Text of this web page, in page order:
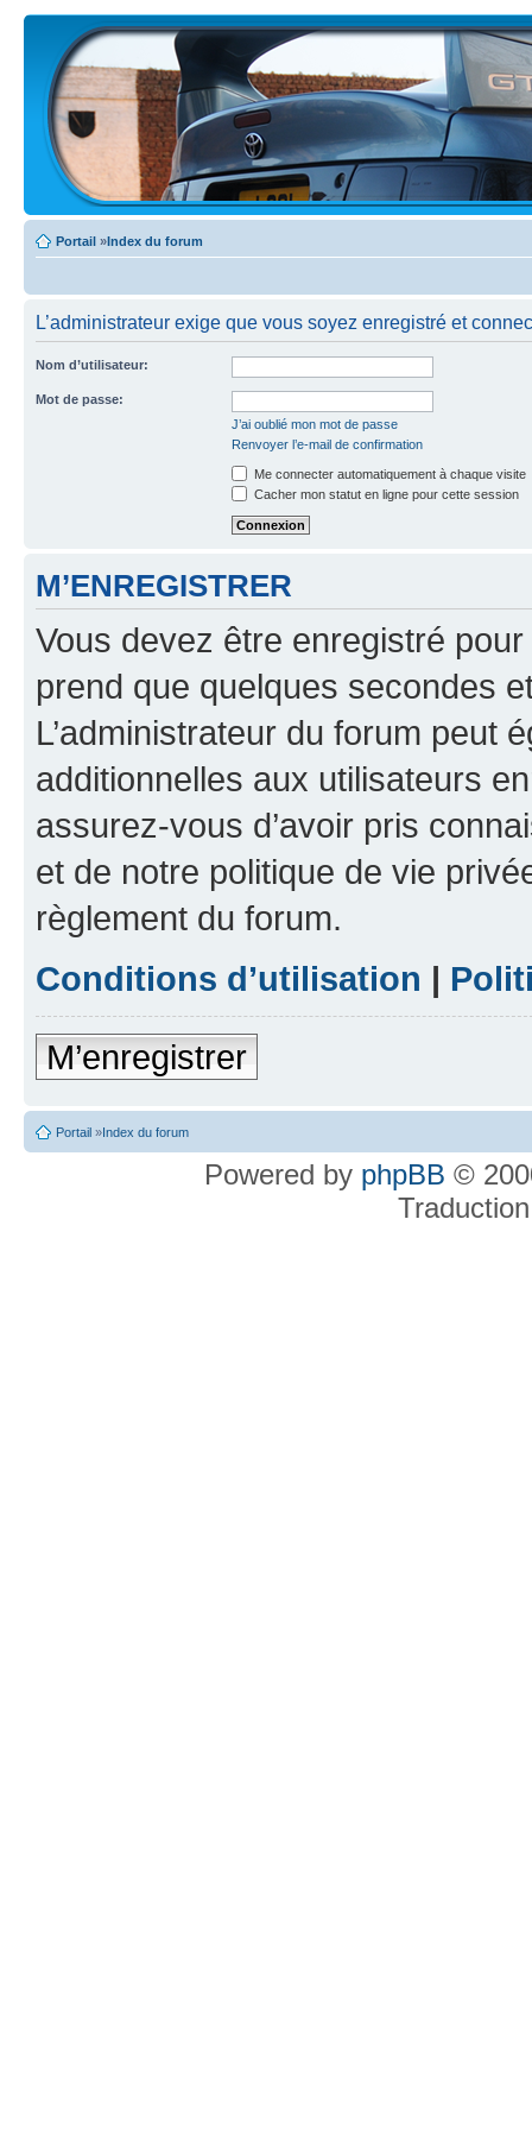
Portail »Index du forum
L’administrateur exige que vous soyez enregistré et
Nom d’utilisateur:
Mot de passe:
J’ai oublié mon mot de passe
Renvoyer l’e-mail de confirmation
Me connecter automatiquement à chaque visite
Cacher mon statut en ligne pour cette session
M’ENREGISTRER
Vous devez être enregistré
prend que quelques secondes
L’administrateur du forum peut
additionnelles aux utilisateurs
assurez-vous d’avoir pris
et de notre politique de vie
règlement du forum.
Conditions d’utilisation |
M’enregistrer
Portail »Index du forum
Powered by phpBB ©